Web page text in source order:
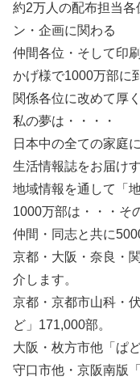
約2万人の配布担当
ン・企画に関わる
仲間各位・そして印
かげ様で1000万部に
関係各位に改めて厚
私の夢は・・・・
日本中の全ての家庭
生活情報誌をお届けす
地域情報を通して「
1000万部は・・・そ
仲間・同志と共に
京都・大阪・奈良・
介します。
京都・京都市山科・
ど」171,000部。
大阪・枚方市他「ぱ
守口市他・京阪南版